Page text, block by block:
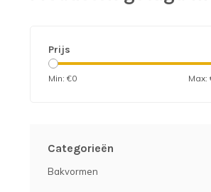
Prijs
Min: €0 Max:
Categorieën
Bakvormen